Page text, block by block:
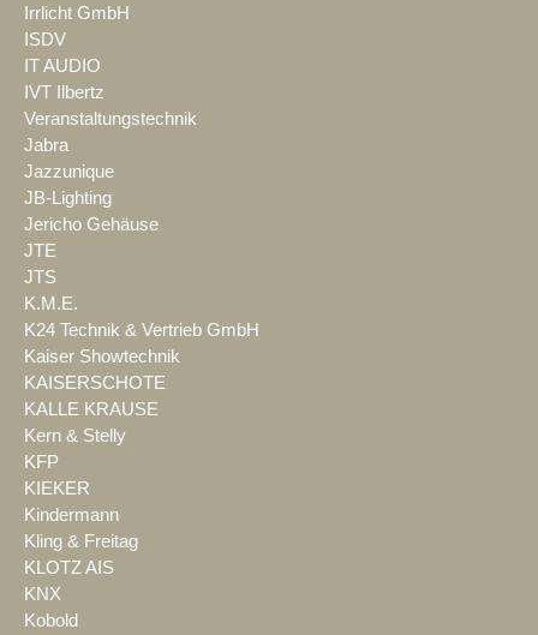
Irrlicht GmbH
ISDV
IT AUDIO
IVT Ilbertz
Veranstaltungstechnik
Jabra
Jazzunique
JB-Lighting
Jericho Gehäuse
JTE
JTS
K.M.E.
K24 Technik & Vertrieb GmbH
Kaiser Showtechnik
KAISERSCHOTE
KALLE KRAUSE
Kern & Stelly
KFP
KIEKER
Kindermann
Kling & Freitag
KLOTZ AIS
KNX
Kobold